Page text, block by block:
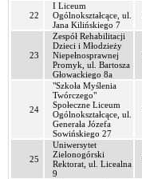
22
I Liceum
Ogólnokształcące, ul.
Jana Kilińskiego 7
23
Zespół Rehabilitacji
Dzieci i Młodzieży
Niepełnosprawnej
Promyk, ul. Bartosza
Głowackiego 8a
24
"Szkoła Myślenia
Twórczego"
Społeczne Liceum
Ogólnokształcące, ul.
Generała Józefa
Sowińskiego 27
25
Uniwersytet
Zielonogórski
Rektorat, ul. Licealna
9